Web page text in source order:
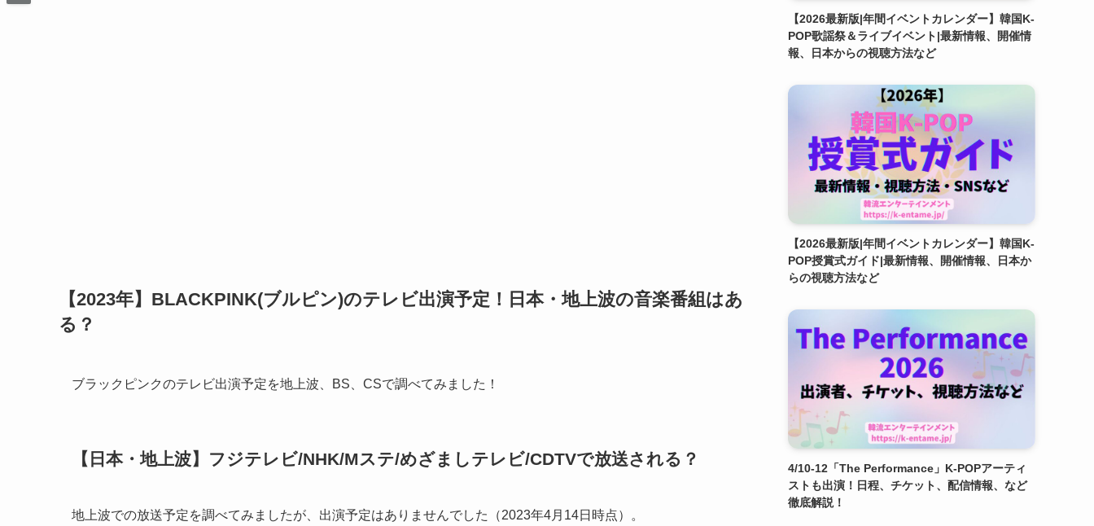
【2023年】BLACKPINK(ブルピン)のテレビ出演予定！日本・地上波の音楽番組はあ
る？
ブラックピンクのテレビ出演予定を地上波、BS、CSで調べてみました！
【日本・地上波】フジテレビ/NHK/Mステ/めざましテレビ/CDTVで放送される？
地上波での放送予定を調べてみましたが、出演予定はありませんでした（2023年4月14日時点）。
【2026最新版|年間イベントカレンダー】韓国K-
POP歌謡祭＆ライブイベント|最新情報、開催情
報、日本からの視聴方法など
【2026最新版|年間イベントカレンダー】韓国K-
POP授賞式ガイド|最新情報、開催情報、日本か
らの視聴方法など
4/10-12「The Performance」K-POPアーティ
ストも出演！日程、チケット、配信情報、など
徹底解説！